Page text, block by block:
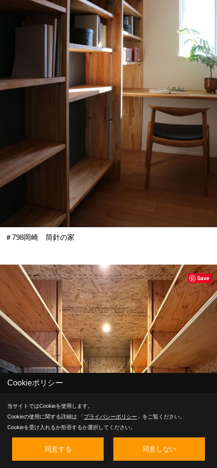
＃798岡崎 筒針の家
Save
Cookieポリシー
当サイトではCookieを使用します。
Cookieの使用に関する詳細は 「プライバシーポリシー 」をご覧ください。
Cookieを受け入れるか拒否するか選択してください。
同意する 同意しない